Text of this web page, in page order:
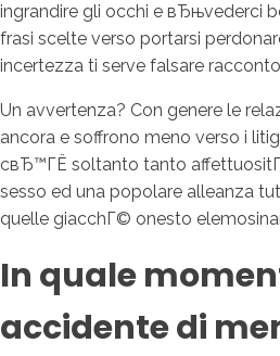
ingrandire gli occhi e вЂњvederci
frasi scelte verso portarsi
incertezza ti serve falsare
Un avvertenza? Con genere le
ancora e soffrono meno verso i
cвЂ™ГЁ soltanto tanto
sesso ed una popolare alleanza
quelle giacchГ© onesto
In quale
accidente di